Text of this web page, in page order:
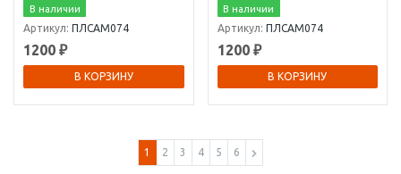
В наличии
Артикул: ПЛСАМ074
1200 ₽
В КОРЗИНУ
В наличии
Артикул: ПЛСАМ074
1200 ₽
В КОРЗИНУ
1 2 3 4 5 6